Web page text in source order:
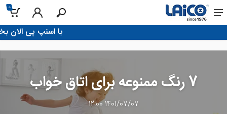
0
!با اسنپ پی الان بخر، تو 4 قسط پرداخت کن
7 رنگ ممنوعه برای اتاق خواب
1401/07/07 12:00